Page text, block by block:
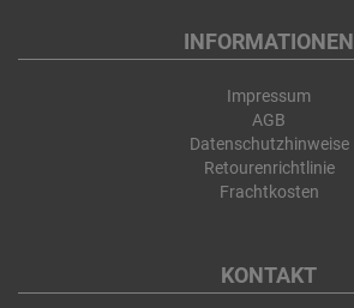
INFORMATIONEN
Impressum
AGB
Datenschutzhinweise
Retourenrichtlinie
Frachtkosten
KONTAKT